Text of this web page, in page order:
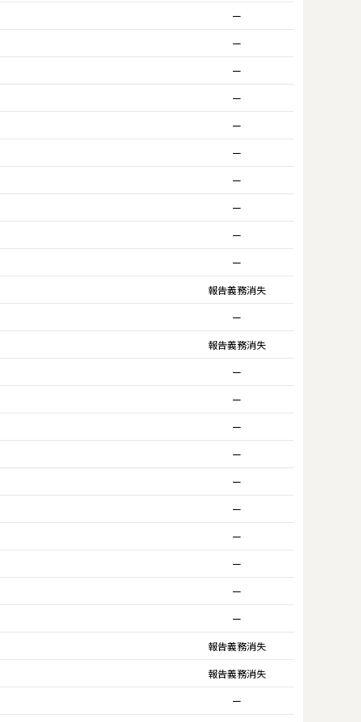
ー
ー
ー
ー
ー
ー
ー
ー
ー
ー
報告義務消失
ー
報告義務消失
ー
ー
ー
ー
ー
ー
ー
ー
ー
ー
報告義務消失
報告義務消失
ー